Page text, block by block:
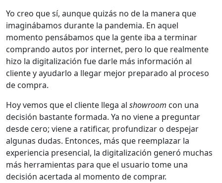
Yo creo que sí, aunque quizás no de la manera que
imaginábamos durante la pandemia. En aquel
momento pensábamos que la gente iba a terminar
comprando autos por internet, pero lo que realmente
hizo la digitalización fue darle más información al
cliente y ayudarlo a llegar mejor preparado al proceso
de compra.
Hoy vemos que el cliente llega al showroom con una
decisión bastante formada. Ya no viene a preguntar
desde cero; viene a ratificar, profundizar o despejar
algunas dudas. Entonces, más que reemplazar la
experiencia presencial, la digitalización generó muchas
más herramientas para que el usuario tome una
decisión acertada al momento de comprar.